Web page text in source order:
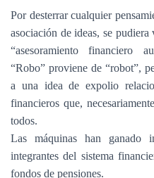
Por desterrar cualquier
asociación de ideas, se
“asesoramiento financiero
“Robo” proviene de “robot”,
a una idea de expolio
financieros que,
todos.
Las máquinas han ganado
integrantes del sistema
fondos de pensiones.